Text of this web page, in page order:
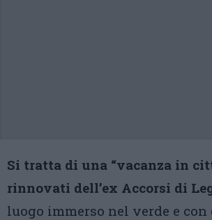
Si tratta di una “vacanza in
rinnovati dell’ex Accorsi di
luogo immerso nel verde e